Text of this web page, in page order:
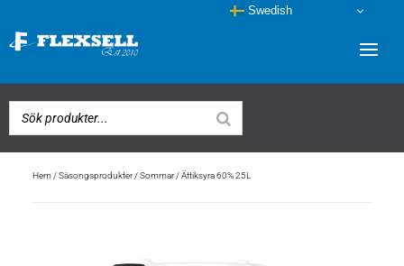
Hem/Säsongsprodukter/Sommar/ Ättiksyra 60% 25L
Swedish